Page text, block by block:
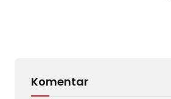
Komentar